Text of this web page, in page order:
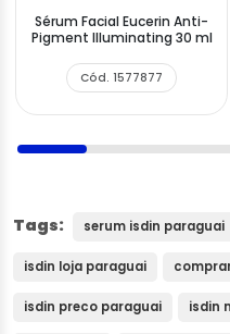
Sérum Facial Eucerin Anti-
Pigment Illuminating 30 ml
Cód. 1577877
Tags: serum isdin paraguai
isdin loja paraguai
isdin preco paraguai isdin